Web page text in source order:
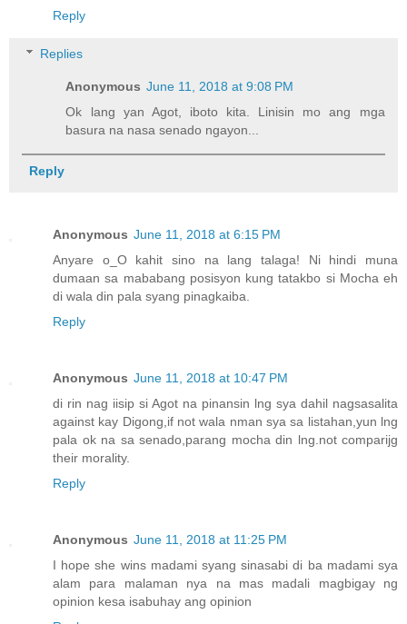
Reply
Replies
Anonymous June 11, 2018 at 9:08 PM
Ok lang yan Agot, iboto kita. Linisin mo ang mga
basura na nasa senado ngayon...
Reply
Anonymous June 11, 2018 at 6:15 PM
Anyare o_O kahit sino na lang talaga! Ni hindi muna
dumaan sa mababang posisyon kung tatakbo si Mocha eh
di wala din pala syang pinagkaiba.
Reply
Anonymous June 11, 2018 at 10:47 PM
di rin nag iisip si Agot na pinansin lng sya dahil nagsasalita
against kay Digong,if not wala nman sya sa listahan,yun lng
pala ok na sa senado,parang mocha din lng.not comparijg
their morality.
Reply
Anonymous June 11, 2018 at 11:25 PM
I hope she wins madami syang sinasabi di ba madami sya
alam para malaman nya na mas madali magbigay ng
opinion kesa isabuhay ang opinion